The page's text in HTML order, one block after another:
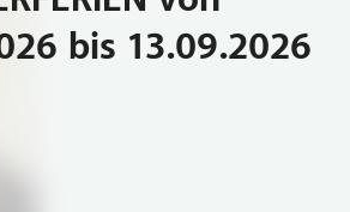
bis 13.09.2026